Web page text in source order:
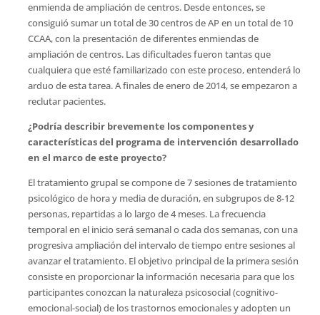
enmienda de ampliación de centros. Desde entonces, se
consiguió sumar un total de 30 centros de AP en un total de 10
CCAA, con la presentación de diferentes enmiendas de
ampliación de centros. Las dificultades fueron tantas que
cualquiera que esté familiarizado con este proceso, entenderá lo
arduo de esta tarea. A finales de enero de 2014, se empezaron a
reclutar pacientes.
¿Podría describir brevemente los componentes y
características del programa de intervención desarrollado
en el marco de este proyecto?
El tratamiento grupal se compone de 7 sesiones de tratamiento
psicológico de hora y media de duración, en subgrupos de 8-12
personas, repartidas a lo largo de 4 meses. La frecuencia
temporal en el inicio será semanal o cada dos semanas, con una
progresiva ampliación del intervalo de tiempo entre sesiones al
avanzar el tratamiento. El objetivo principal de la primera sesión
consiste en proporcionar la información necesaria para que los
participantes conozcan la naturaleza psicosocial (cognitivo-
emocional-social) de los trastornos emocionales y adopten un